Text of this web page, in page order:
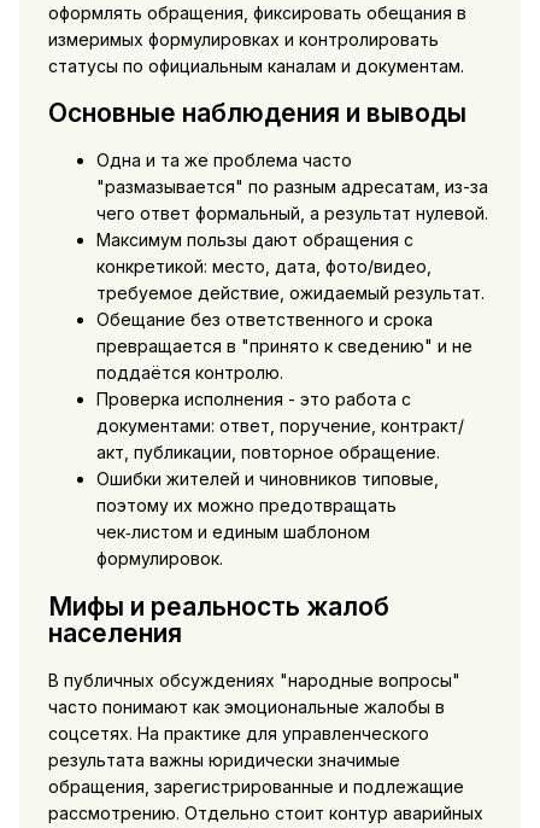
оформлять обращения, фиксировать обещания в
измеримых формулировках и контролировать
статусы по официальным каналам и документам.
Основные наблюдения и выводы
Одна и та же проблема часто
"размазывается" по разным адресатам, из-за
чего ответ формальный, а результат нулевой.
Максимум пользы дают обращения с
конкретикой: место, дата, фото/видео,
требуемое действие, ожидаемый результат.
Обещание без ответственного и срока
превращается в "принято к сведению" и не
поддаётся контролю.
Проверка исполнения - это работа с
документами: ответ, поручение, контракт/
акт, публикации, повторное обращение.
Ошибки жителей и чиновников типовые,
поэтому их можно предотвращать
чек‑листом и единым шаблоном
формулировок.
Мифы и реальность жалоб
населения
В публичных обсуждениях "народные вопросы"
часто понимают как эмоциональные жалобы в
соцсетях. На практике для управленческого
результата важны юридически значимые
обращения, зарегистрированные и подлежащие
рассмотрению. Отдельно стоит контур аварийных